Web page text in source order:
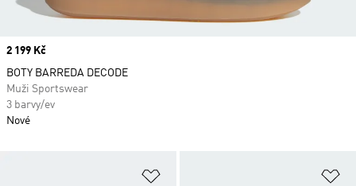
Price
2 199 Kč
BOTY BARREDA DECODE
Muži Sportswear
3 barvy/ev
Nové